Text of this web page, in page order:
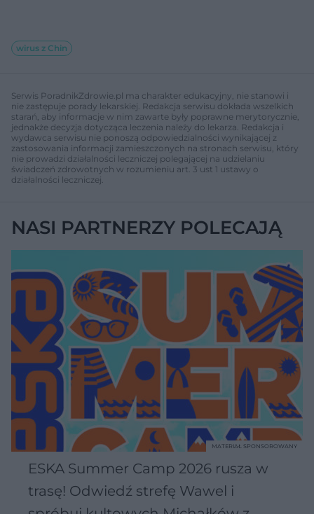
wirus z Chin
Serwis PoradnikZdrowie.pl ma charakter edukacyjny, nie stanowi i
nie zastępuje porady lekarskiej. Redakcja serwisu dokłada wszelkich
starań, aby informacje w nim zawarte były poprawne merytorycznie,
jednakże decyzja dotycząca leczenia należy do lekarza. Redakcja i
wydawca serwisu nie ponoszą odpowiedzialności wynikającej z
zastosowania informacji zamieszczonych na stronach serwisu, który
nie prowadzi działalności leczniczej polegającej na udzielaniu
świadczeń zdrowotnych w rozumieniu art. 3 ust 1 ustawy o
działalności leczniczej.
NASI PARTNERZY POLECAJĄ
ESKA Summer Camp 2026 rusza w
trasę! Odwiedź strefę Wawel i
MATERIAŁ SPONSOROWANY